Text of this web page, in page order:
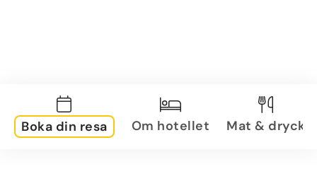
Boka din resa Om hotellet Mat & dryck